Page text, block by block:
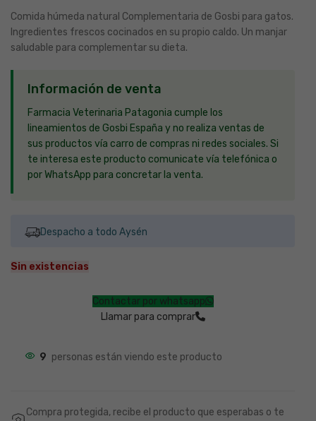
Comida húmeda natural Complementaria de Gosbi para gatos.
Ingredientes frescos cocinados en su propio caldo. Un manjar
saludable para complementar su dieta.
Información de venta
Farmacia Veterinaria Patagonia cumple los
lineamientos de Gosbi España y no realiza ventas de
sus productos vía carro de compras ni redes sociales. Si
te interesa este producto comunicate vía telefónica o
por WhatsApp para concretar la venta.
Despacho a todo Aysén
Sin existencias
Contactar por whatsapp
Llamar para comprar
9 personas están viendo este producto
Compra protegida, recibe el producto que esperabas o te